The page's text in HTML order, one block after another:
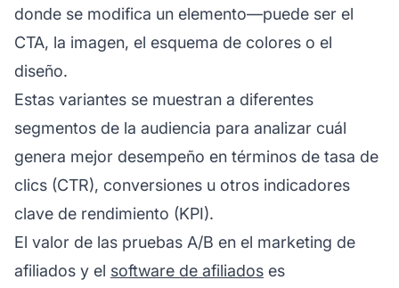
donde se modifica un elemento—puede ser el
CTA, la imagen, el esquema de colores o el
diseño.
Estas variantes se muestran a diferentes
segmentos de la audiencia para analizar cuál
genera mejor desempeño en términos de tasa de
clics (CTR), conversiones u otros indicadores
clave de rendimiento (KPI).
El valor de las pruebas A/B en el marketing de
afiliados y el software de afiliados es